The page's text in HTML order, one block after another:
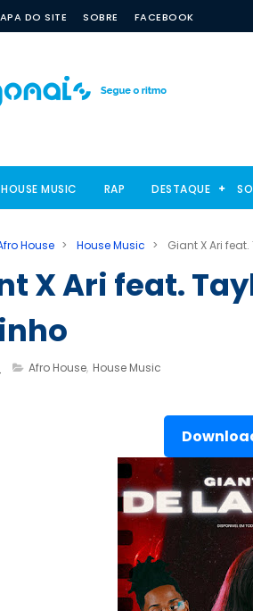
DO SITE SOBRE FACEBOOK
HOUSE MUSIC RAP DESTAQUE
House > House Music > Giant X Ari
X Ari feat.
Afro House, House Music